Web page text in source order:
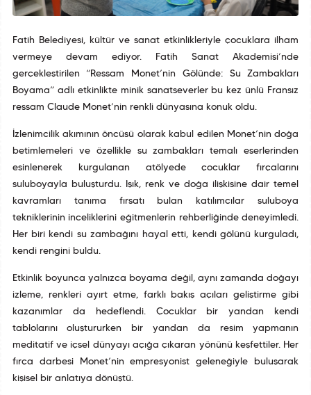
Fatih Belediyesi, kültür ve sanat etkinlikleriyle çocuklara ilham
vermeye devam ediyor. Fatih Sanat Akademisi’nde
gerçekleştirilen “Ressam Monet’nin Gölünde: Su Zambakları
Boyama” adlı etkinlikte minik sanatseverler bu kez ünlü Fransız
ressam Claude Monet’nin renkli dünyasına konuk oldu.
İzlenimcilik akımının öncüsü olarak kabul edilen Monet’nin doğa
betimlemeleri ve özellikle su zambakları temalı eserlerinden
esinlenerek kurgulanan atölyede çocuklar fırçalarını
suluboyayla buluşturdu. Işık, renk ve doğa ilişkisine dair temel
kavramları tanıma fırsatı bulan katılımcılar suluboya
tekniklerinin inceliklerini eğitmenlerin rehberliğinde deneyimledi.
Her biri kendi su zambağını hayal etti, kendi gölünü kurguladı,
kendi rengini buldu.
Etkinlik boyunca yalnızca boyama değil, aynı zamanda doğayı
izleme, renkleri ayırt etme, farklı bakış açıları geliştirme gibi
kazanımlar da hedeflendi. Çocuklar bir yandan kendi
tablolarını oluştururken bir yandan da resim yapmanın
meditatif ve içsel dünyayı açığa çıkaran yönünü keşfettiler. Her
fırça darbesi Monet’nin empresyonist geleneğiyle buluşarak
kişisel bir anlatıya dönüştü.